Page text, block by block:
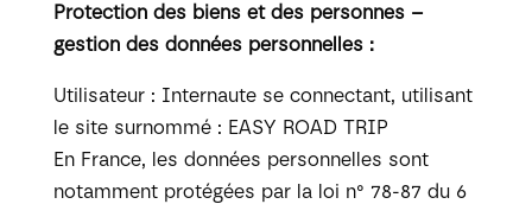
Protection des biens et des personnes –
gestion des données personnelles :
Utilisateur : Internaute se connectant, utilisant
le site surnommé : EASY ROAD TRIP
En France, les données personnelles sont
notamment protégées par la loi n° 78-87 du 6